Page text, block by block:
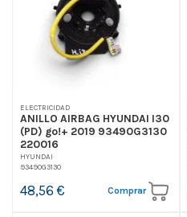
ELECTRICIDAD
ANILLO AIRBAG HYUNDAI I30
(PD) go!+ 2019 93490G3130
220016
HYUNDAI
93490G3130
48,56 € Comprar